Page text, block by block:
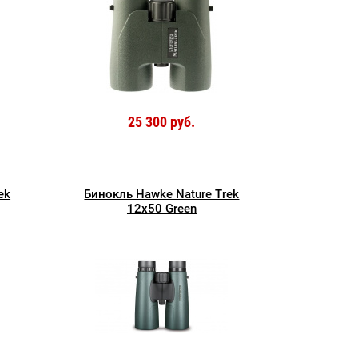
25 300 руб.
Бинокль Hawke Nature Trek
12x50 Green